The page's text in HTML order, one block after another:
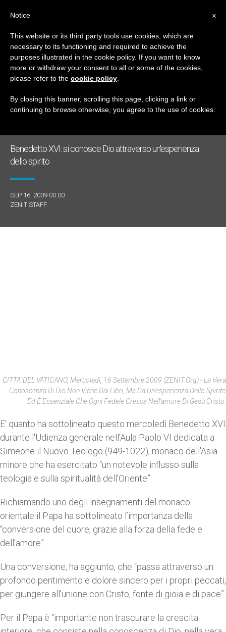
GIORNO
Settembre 16th, 2009
ULTIME NOTIZIE
Benedetto XVI: si conosce Dio attraverso un'esperienza
dello spirito
SEP 16, 2009 00:00
ZENIT STAFF
CITTA' DEL VATICANO, Mercoledì, 16 Settembre 2009 (ZENIT.org).- La Vera
Conoscenza Di Dio Non Viene Dai Libri, Ma Da Un'esperienza Dello Spirito
Ed È Essenziale Che Ogni Fedele Cresca Nell’amore Di Gesù Cristo.
E' quanto ha sottolineato questo mercoledì Benedetto XVI
durante l'Udienza generale nell'Aula Paolo VI dedicata a
Simeone il Nuovo Teologo (949-1022), monaco dell'Asia
minore che ha esercitato “un notevole influsso sulla
teologia e sulla spiritualità dell'Oriente”.
Richiamando uno degli insegnamenti del monaco
orientale il Papa ha sottolineato l’importanza della
“conversione del cuore, grazie alla forza della fede e
dell’amore”.
Una conversione, ha aggiunto, che “passa attraverso un
profondo pentimento e dolore sincero per i propri peccati,
per giungere all’unione con Cristo, fonte di gioia e di pace”.
Per il Papa è “importante non trascurare la crescita
x
Notice
This website or its third party tools use cookies, which are
necessary to its functioning and required to achieve the
purposes illustrated in the cookie policy. If you want to know
more or withdraw your consent to all or some of the cookies,
please refer to the cookie policy
By closing this banner, scrolling this page, clicking a link or
continuing to browse otherwise, you agree to the use of cookies.